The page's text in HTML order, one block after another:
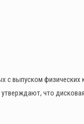
с выпуском
утверждают, что